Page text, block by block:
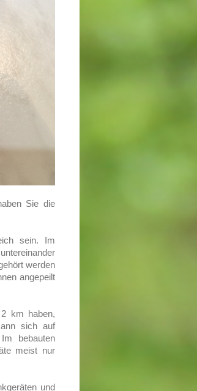
Sie die
sein. Im
werden
angepeilt
km haben,
sich auf
bebauten
meist nur
und